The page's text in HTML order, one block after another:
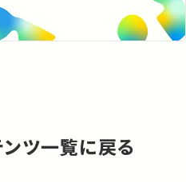
ンツ一覧に戻る